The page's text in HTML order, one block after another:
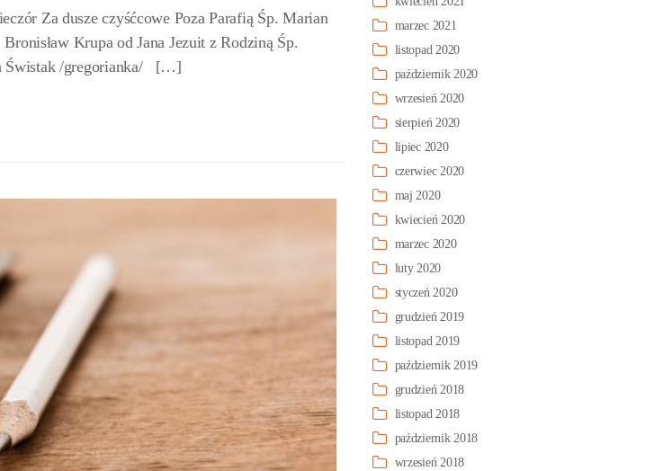
Za dusze czyśćcowe Poza Parafią Śp. Marian
Krupa od Jana Jezuit z Rodziną Śp.
Świstak /gregorianka/ […]
marzec 2021
listopad 2020
październik 2020
wrzesień 2020
sierpień 2020
lipiec 2020
czerwiec 2020
maj 2020
kwiecień 2020
marzec 2020
luty 2020
styczeń 2020
grudzień 2019
listopad 2019
październik 2019
grudzień 2018
listopad 2018
październik 2018
wrzesień 2018